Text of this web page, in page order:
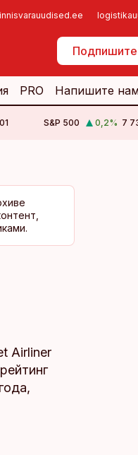
PRO Напишите
S&P 500 0,2% 7
Airliner